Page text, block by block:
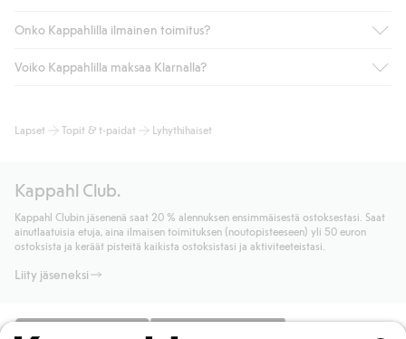
Onko Kappahlilla ilmainen toimitus?
Jos olet Kappahl Clubin jäsen, saat aina ilmaisen toimituksen
kotiinkuljetusta). Toimituskulut poistuvat automaattisesti, kun
noutopisteeseen tai pakettiautomaattiin ja PostNordin
kotiinkuljetuksella 6,99 €, riippumatta ostosummasta.
Lue lisää
Voiko Kappahlilla maksaa Klarnalla?
maksutavat, kuten laskun, sekä muita maksuvaihtoehtoja.
Lisätietoja Klarnan maksuehdoista
Lue lisää
Lapset Topit & t-paidat Lyhythihaiset
Kappahl Club.
Kappahl Clubin jäsenenä saat 20 % alennuksen ensimmäisestä ostoksestasi. Saat
ainutlaatuisia etuja, aina ilmaisen toimituksen (noutopisteeseen) yli 50 euron
ostoksista ja keräät pisteitä kaikista ostoksistasi ja aktiviteeteistasi.
Liity jäseneksi